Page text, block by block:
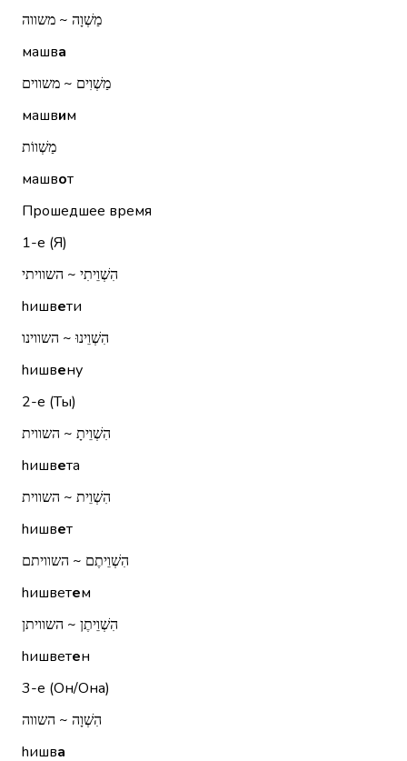
מַשְׁוָה ~ משווה
машва
מַשְׁוִים ~ משווים
машвим
מַשְׁווֹת
машвот
Прошедшее время
1-е (Я)
הִשְׁוֵיתִי ~ השוויתי
hишвети
הִשְׁוֵינוּ ~ השווינו
hишвену
2-е (Ты)
הִשְׁוֵיתָ ~ השווית
hишвета
הִשְׁוֵית ~ השווית
hишвет
הִשְׁוֵיתֶם ~ השוויתם
hишветем
הִשְׁוֵיתֶן ~ השוויתן
hишветен
3-е (Он/Она)
הִשְׁוָה ~ השווה
hишва